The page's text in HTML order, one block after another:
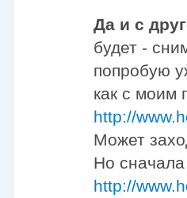
Да и с
будет -
попробую
как с моим
http://
Может
Но сначала
http://